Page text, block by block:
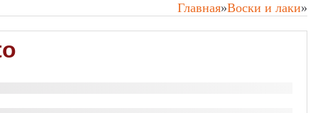
Главная»Воски и лаки»